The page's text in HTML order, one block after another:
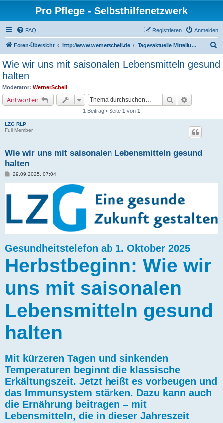
Pro Pflege - Selbsthilfenetzwerk
FAQ Anmelden
Registrieren
Foren-Übersicht http://www.wernerschell.de Tagesaktuelle Mitteilungen
c
Wie wir uns mit saisonalen Lebensmitteln gesund
halten
Moderator: WernerSchell
Antworten Suche
1 Beitrag • Seite 1 von 1
LZG RLP
Full Member
Wie wir uns mit saisonalen Lebensmitteln gesund
halten
B29.09.2025, 07:04
Gesundheitstelefon ab 1. Oktober 2025
Herbstbeginn: Wie wir
uns mit saisonalen
Lebensmitteln gesund
halten
Mit kürzeren Tagen und sinkenden
Temperaturen beginnt die klassische
Erkältungszeit. Jetzt heißt es vorbeugen und
das Immunsystem stärken. Dazu kann auch
die Ernährung beitragen – mit
Lebensmitteln, die in dieser Jahreszeit